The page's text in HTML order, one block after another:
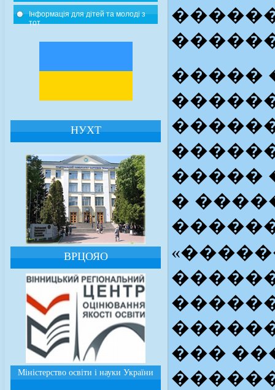
Інформація для дітей та молоді з
тот
НУХТ
ВРЦОЯО
Міністерство освіти і науки України
�����
�����
�
���